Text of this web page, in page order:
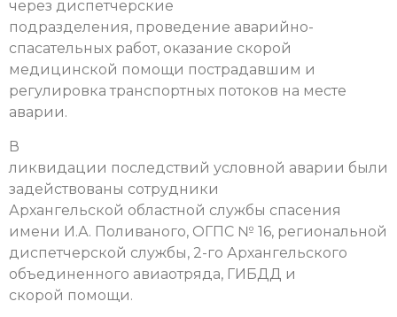
через диспетчерские
подразделения, проведение аварийно-
спасательных работ, оказание скорой
медицинской помощи пострадавшим и
регулировка транспортных потоков на месте
аварии.
В
ликвидации последствий условной аварии были
задействованы сотрудники
Архангельской областной службы спасения
имени И.А. Поливаного, ОГПС № 16, региональной
диспетчерской службы, 2-го Архангельского
объединенного авиаотряда, ГИБДД и
скорой помощи.